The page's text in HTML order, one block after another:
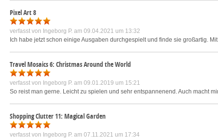
Pixel Art 8
verfasst von Ingeborg P. am 09.04.2021 um 13:32
Ich habe jetzt schon einige Ausgaben durchgespielt und finde sie großartig.
Travel Mosaics 6: Christmas Around the World
verfasst von Ingeborg P. am 09.01.2019 um 15:21
So reist man gerne. Leicht zu spielen und sehr entspannenend. Auch macht
Shopping Clutter 11: Magical Garden
verfasst von Ingeborg P. am 07.11.2021 um 17:34